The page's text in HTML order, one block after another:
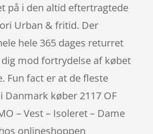
på i den altid eftertragtede
Urban & fritid. Der
hele 365 dages returret
mod fortrydelse af købet
Fun fact er at de fleste
Danmark køber 2117 OF
– Vest – Isoleret – Dame
onlineshoppen